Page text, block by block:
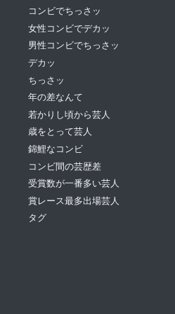
コンビでちっさッ
女性コンビでデカッ
男性コンビでちっさッ
デカッ
ちっさッ
年の差なんて
若かりし頃から芸人
歳をとって芸人
錦鯉なコンビ
コンビ間の芸歴差
受賞数が一番多い芸人
賞レース最多出場芸人
タグ